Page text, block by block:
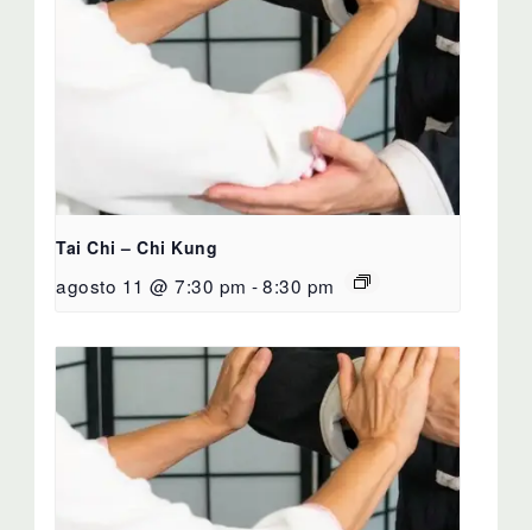
Tai Chi – Chi Kung
agosto 11 @ 7:30 pm -8:30 pm